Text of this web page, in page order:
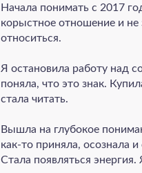
Начала понимать с 2017
корыстное отношение и не
относиться.
Я остановила работу над
поняла, что это знак.
стала читать.
Вышла на глубокое
как-то приняла, осознала и
Стала появляться